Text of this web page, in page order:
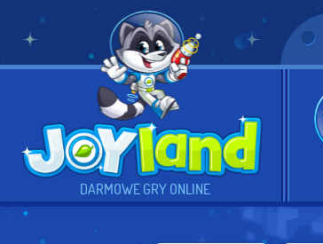
DARMOWE GRY ONLINE